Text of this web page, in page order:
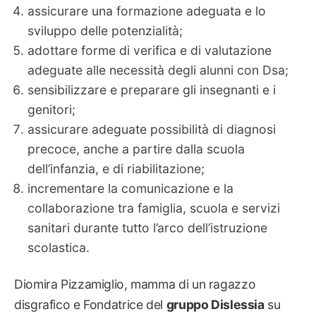
assicurare una formazione adeguata e lo
sviluppo delle potenzialità;
adottare forme di verifica e di valutazione
adeguate alle necessità degli alunni con Dsa;
sensibilizzare e preparare gli insegnanti e i
genitori;
assicurare adeguate possibilità di diagnosi
precoce, anche a partire dalla scuola
dell’infanzia, e di riabilitazione;
incrementare la comunicazione e la
collaborazione tra famiglia, scuola e servizi
sanitari durante tutto l’arco dell’istruzione
scolastica.
Diomira Pizzamiglio, mamma di un ragazzo
disgrafico e Fondatrice del gruppo Dislessiasu